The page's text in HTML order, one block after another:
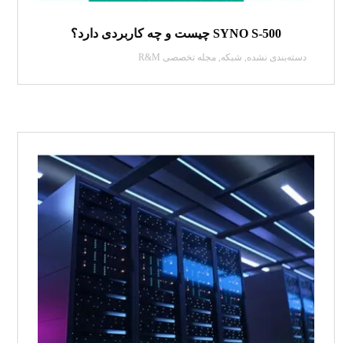
SYNO S-500 چیست و چه کاربردی دارد؟
دسته‌بندی نشده شبکه ,مجله تخصصی R&M